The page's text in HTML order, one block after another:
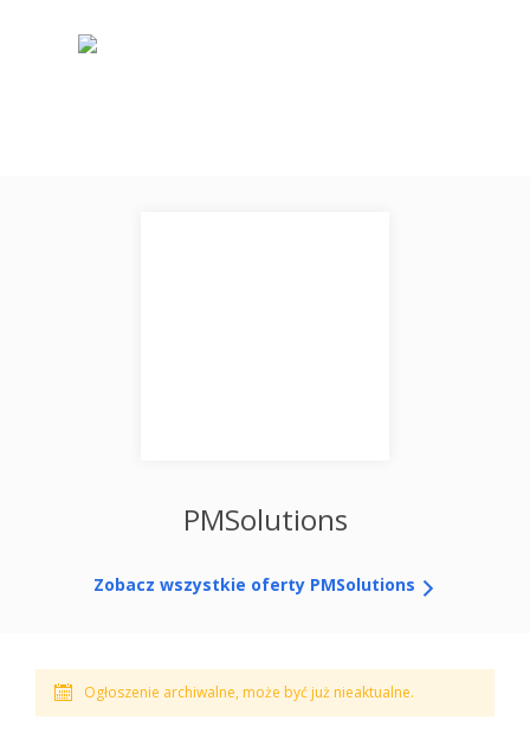
Ogłoszenie archiwalne, może być już nieaktualne.
PMSolutions
Zobacz wszystkie oferty PMSolutions